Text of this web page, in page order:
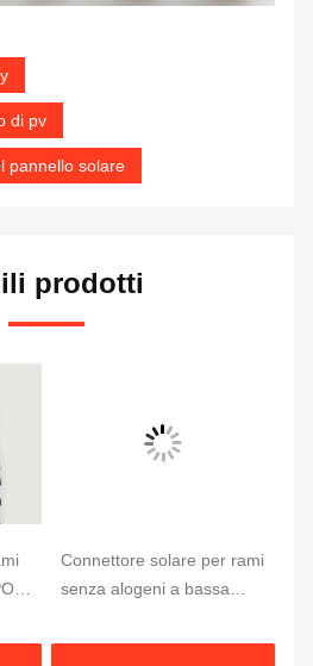
di pv
pannello solare
prodotti
Connettore solare per rami
senza alogeni a bassa
resistente agli UV con cavo